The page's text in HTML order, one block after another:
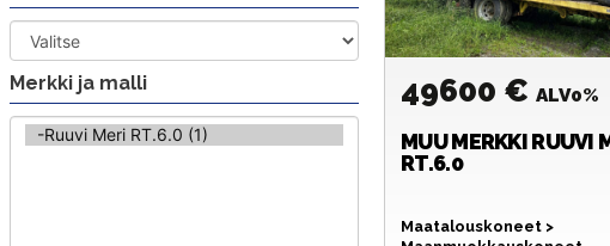
Merkki ja malli 49600 €ALV0%
MUU MERKKIRUUVI
RT.6.0
Maatalouskoneet >